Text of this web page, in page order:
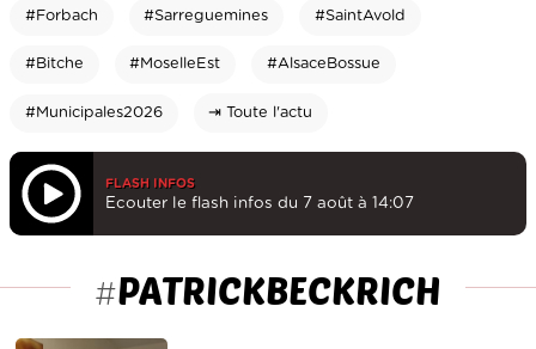
#Forbach #Sarreguemines #SaintAvold
#Bitche #MoselleEst #AlsaceBossue
#Municipales2026 ⇥ Toute l'actu
FLASH INFOS
Ecouter le flash infos du 7 août à 14:07
#PATRICKBECKRICH